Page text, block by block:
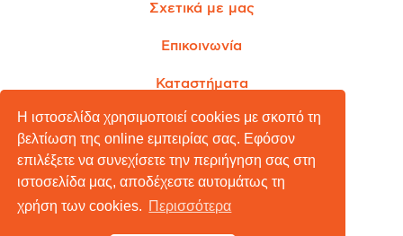
Η ιστοσελίδα χρησιμοποιεί cookies με σκοπό τη
βελτίωση της online εμπειρίας σας. Εφόσον
επιλέξετε να συνεχίσετε την περιήγηση σας στη
ιστοσελίδα μας, αποδέχεστε αυτομάτως τη
χρήση των cookies. Περισσότερα
Σχετικά με μας
Επικοινωνία
Καταστήματα
Όροι Χρήσης
Πολιτική Απορρήτου
Πολιτική Cookies